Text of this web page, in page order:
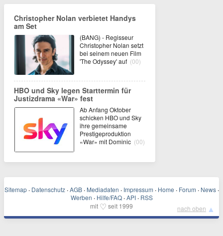
Christopher Nolan verbietet Handys
am Set
(BANG) - Regisseur
Christopher Nolan setzt
bei seinem neuen Film
'The Odyssey' auf (00)
HBO und Sky legen Starttermin für
Justizdrama «War» fest
Ab Anfang Oktober
schicken HBO und Sky
ihre gemeinsame
Prestigeproduktion
«War» mit Dominic (00)
Sitemap · Datenschutz · AGB · Mediadaten · Impressum · Home · Forum · News ·
Werben · Hilfe/FAQ · API · RSS
mit ♡ seit 1999 nach oben ▲